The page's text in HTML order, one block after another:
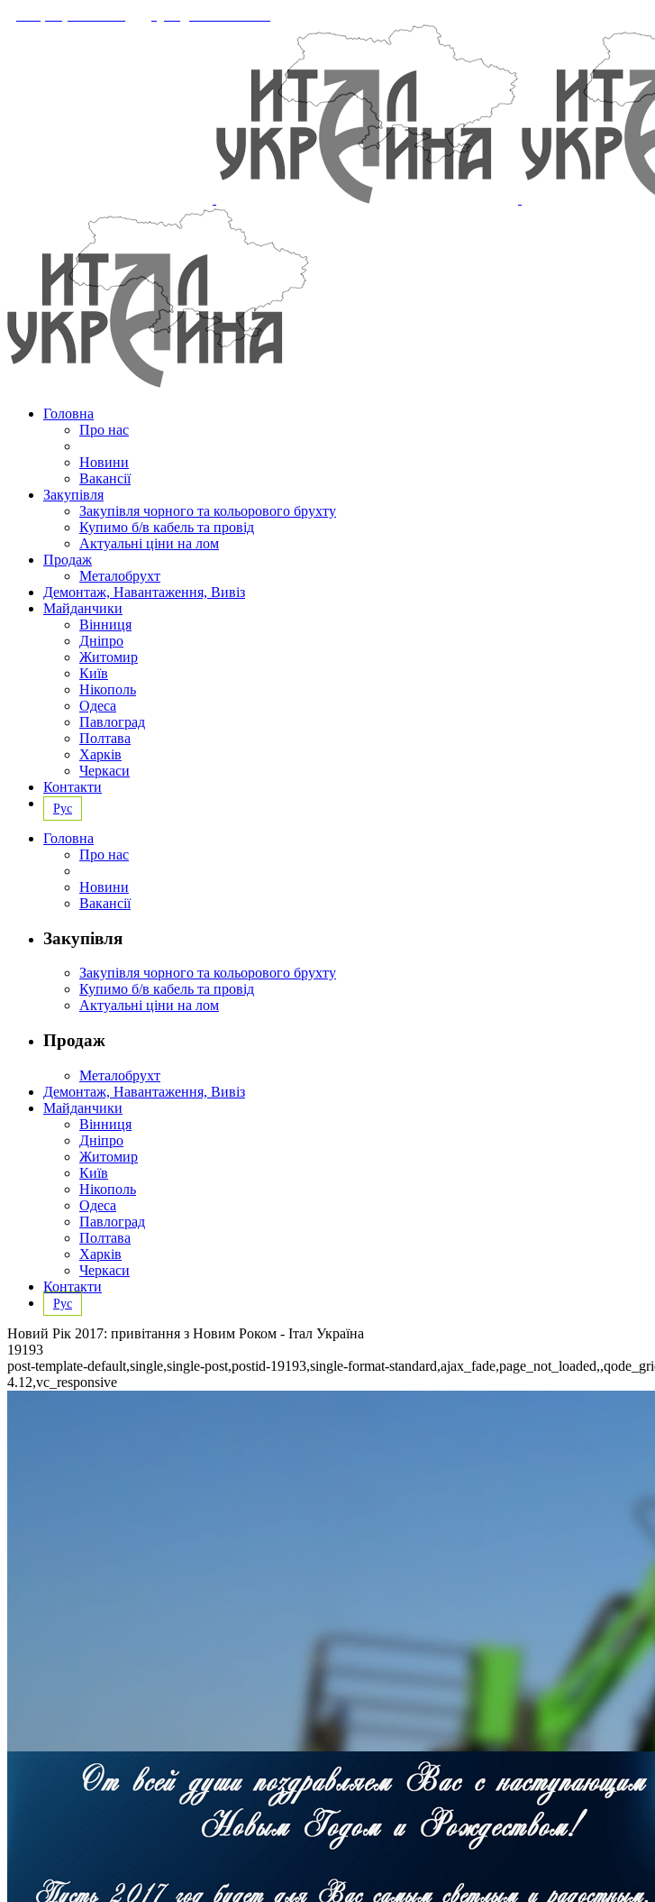
Головна
Про нас
Новини
Вакансії
Закупівля
Закупівля чорного та кольорового брухту
Купимо б/в кабель та провід
Актуальні ціни на лом
Продаж
Металобрухт
Демонтаж, Навантаження, Вивіз
Майданчики
Вінниця
Дніпро
Житомир
Київ
Нікополь
Одеса
Павлоград
Полтава
Харків
Черкаси
Контакти
Рус
Головна
Про нас
Новини
Вакансії
Закупівля
Закупівля чорного та кольорового брухту
Купимо б/в кабель та провід
Актуальні ціни на лом
Продаж
Металобрухт
Демонтаж, Навантаження, Вивіз
Майданчики
Вінниця
Дніпро
Житомир
Київ
Нікополь
Одеса
Павлоград
Полтава
Харків
Черкаси
Контакти
Рус
Новий Рік 2017: привітання з Новим Роком - Італ Україна
19193
post-template-default,single,single-post,postid-19193,single-format-
4.12,vc_responsive